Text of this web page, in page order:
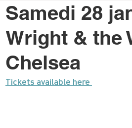
Samedi 28
Wright & the
Chelsea
Tickets available here